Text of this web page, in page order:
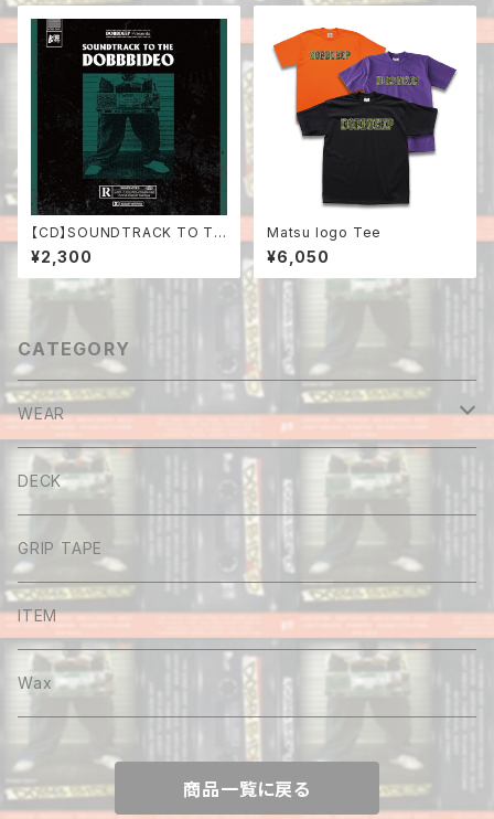
【CD】SOUNDTRACK TO TH
E DOBBBIDEO
¥2,300
Matsu logo Tee
¥6,050
CATEGORY
WEAR
Tee
Long sleeve
Shirt
Hoodie
Sweat
DECK
GRIP TAPE
ITEM
Wax
商品一覧に戻る